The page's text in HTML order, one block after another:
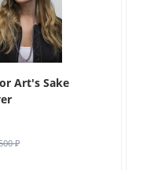
Art's Sake
₽